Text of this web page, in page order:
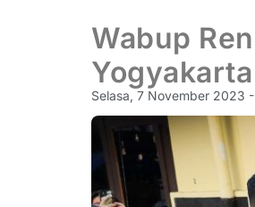
Wabup
Yogyakarta
Selasa, 7 November 2023